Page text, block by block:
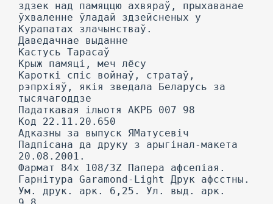
здзек над памяццю ахвяраў, прыхаванае
ўхваленне ўладай здзейсненых у
Курапатах злачынстваў.
Даведачнае выданне
Кастусь Тарасаў
Крыж памяці, меч лёсу
Кароткі спіс войнаў, стратаў,
рэпрхіяў, якія зведала Беларусь за
тысячагоддзе
Падаткавая ілыотя АКРБ 007 98
Код 22.11.20.650
Адказны за выпуск ЯМатусевіч
Падпісана да друку з арыгінал-макета
20.08.2001.
Фармат 84х 108/3Z Папера афсепіая.
Гарнітура Garamond-Light Друк афсстны.
Ум. друк. арк. 6,25. Ул. выд. арк.